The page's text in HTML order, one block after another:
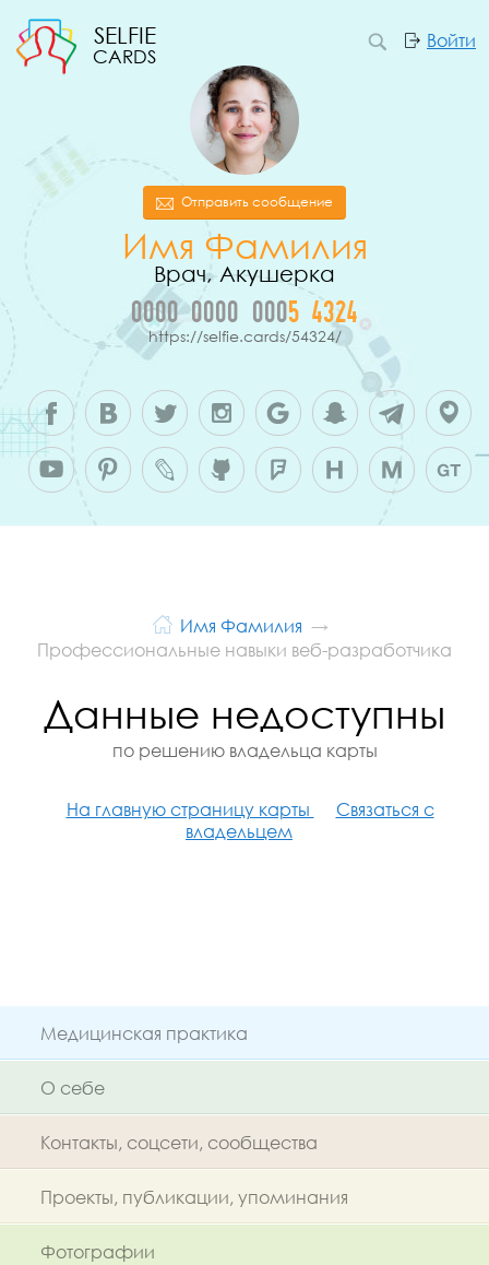
SELFIE
CARDS
Войти
Отправить сообщение
Имя Фамилия
Врач, Акушерка
0000 0000 0005 4324
https://selfie.cards/54324/
Имя Фамилия
Профессиональные навыки веб-разработчика
Данные недоступны
по решению владельца карты
На главную страницу карты
Связаться с
владельцем
Медицинская практика
О себе
Контакты, соцсети, сообщества
Проекты, публикации, упоминания
Фотографии